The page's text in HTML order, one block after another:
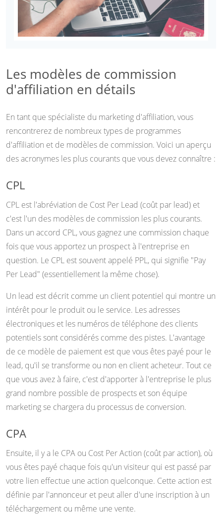
Les modèles de commission
d'affiliation en détails
En tant que spécialiste du marketing d'affiliation, vous
rencontrerez de nombreux types de programmes
d'affiliation et de modèles de commission. Voici un aperçu
des acronymes les plus courants que vous devez connaître :
CPL
CPL est l'abréviation de Cost Per Lead (coût par lead) et
c'est l'un des modèles de commission les plus courants.
Dans un accord CPL, vous gagnez une commission chaque
fois que vous apportez un prospect à l'entreprise en
question. Le CPL est souvent appelé PPL, qui signifie "Pay
Per Lead" (essentiellement la même chose).
Un lead est décrit comme un client potentiel qui montre un
intérêt pour le produit ou le service. Les adresses
électroniques et les numéros de téléphone des clients
potentiels sont considérés comme des pistes. L'avantage
de ce modèle de paiement est que vous êtes payé pour le
lead, qu'il se transforme ou non en client acheteur. Tout ce
que vous avez à faire, c'est d'apporter à l'entreprise le plus
grand nombre possible de prospects et son équipe
marketing se chargera du processus de conversion.
CPA
Ensuite, il y a le CPA ou Cost Per Action (coût par action), où
vous êtes payé chaque fois qu'un visiteur qui est passé par
votre lien effectue une action quelconque. Cette action est
définie par l'annonceur et peut aller d'une inscription à un
téléchargement ou même une vente.